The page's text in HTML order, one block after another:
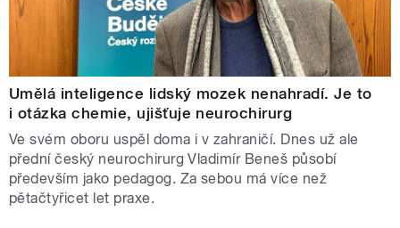
Umělá inteligence lidský mozek nenahradí. Je to
i otázka chemie, ujišťuje neurochirurg
Ve svém oboru uspěl doma i v zahraničí. Dnes už ale
přední český neurochirurg Vladimír Beneš působí
především jako pedagog. Za sebou má více než
pětačtyřicet let praxe.